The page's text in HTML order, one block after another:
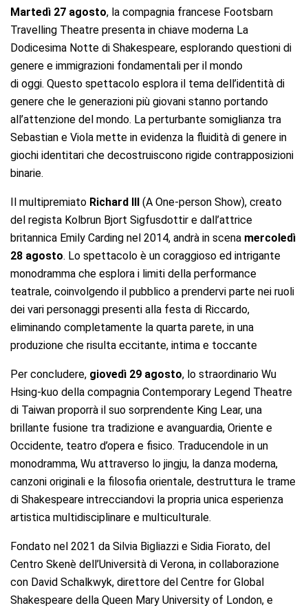
Martedì 27 agosto, la compagnia francese Footsbarn
Travelling Theatre presenta in chiave moderna La
Dodicesima Notte di Shakespeare, esplorando questioni di
genere e immigrazioni fondamentali per il mondo
di oggi. Questo spettacolo esplora il tema dell’identità di
genere che le generazioni più giovani stanno portando
all’attenzione del mondo. La perturbante somiglianza tra
Sebastian e Viola mette in evidenza la fluidità di genere in
giochi identitari che decostruiscono rigide contrapposizioni
binarie.
Il multipremiato Richard III (A One-person Show), creato
del regista Kolbrun Bjort Sigfusdottir e dall’attrice
britannica Emily Carding nel 2014, andrà in scena mercoledì
28 agosto. Lo spettacolo è un coraggioso ed intrigante
monodramma che esplora i limiti della performance
teatrale, coinvolgendo il pubblico a prendervi parte nei ruoli
dei vari personaggi presenti alla festa di Riccardo,
eliminando completamente la quarta parete, in una
produzione che risulta eccitante, intima e toccante
Per concludere, giovedì 29 agosto, lo straordinario Wu
Hsing-kuo della compagnia Contemporary Legend Theatre
di Taiwan proporrà il suo sorprendente King Lear, una
brillante fusione tra tradizione e avanguardia, Oriente e
Occidente, teatro d’opera e fisico. Traducendole in un
monodramma, Wu attraverso lo jingju, la danza moderna,
canzoni originali e la filosofia orientale, destruttura le trame
di Shakespeare intrecciandovi la propria unica esperienza
artistica multidisciplinare e multiculturale.
Fondato nel 2021 da Silvia Bigliazzi e Sidia Fiorato, del
Centro Skenè dell’Università di Verona, in collaborazione
con David Schalkwyk, direttore del Centre for Global
Shakespeare della Queen Mary University of London, e